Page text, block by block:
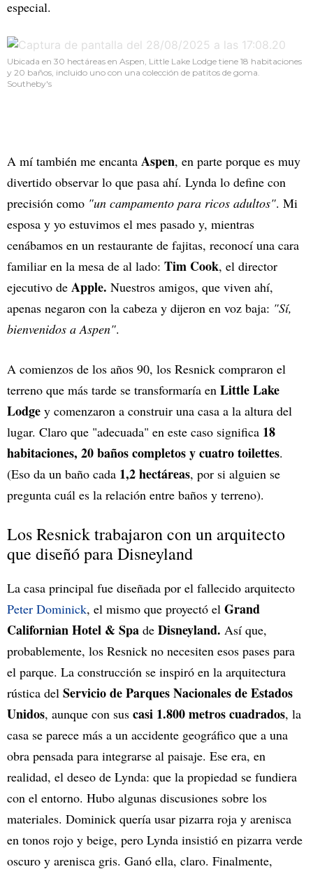
especial.
Ubicada en 30 hectáreas en Aspen, Little Lake Lodge tiene 18 habitaciones
y 20 baños, incluido uno con una colección de patitos de goma.
Southeby's
A mí también me encanta Aspen, en parte porque es muy
divertido observar lo que pasa ahí. Lynda lo define con
precisión como "un campamento para ricos adultos". Mi
esposa y yo estuvimos el mes pasado y, mientras
cenábamos en un restaurante de fajitas, reconocí una cara
familiar en la mesa de al lado: Tim Cook, el director
ejecutivo de Apple. Nuestros amigos, que viven ahí,
apenas negaron con la cabeza y dijeron en voz baja: "Sí,
bienvenidos a Aspen".
A comienzos de los años 90, los Resnick compraron el
terreno que más tarde se transformaría en Little Lake
Lodge y comenzaron a construir una casa a la altura del
lugar. Claro que "adecuada" en este caso significa 18
habitaciones, 20 baños completos y cuatro toilettes.
(Eso da un baño cada 1,2 hectáreas, por si alguien se
pregunta cuál es la relación entre baños y terreno).
Los Resnick trabajaron con un arquitecto
que diseñó para Disneyland
La casa principal fue diseñada por el fallecido arquitecto
Peter Dominick, el mismo que proyectó el Grand
Californian Hotel & Spa de Disneyland. Así que,
probablemente, los Resnick no necesiten esos pases para
el parque. La construcción se inspiró en la arquitectura
rústica del Servicio de Parques Nacionales de Estados
Unidos, aunque con sus casi 1.800 metros cuadrados, la
casa se parece más a un accidente geográfico que a una
obra pensada para integrarse al paisaje. Ese era, en
realidad, el deseo de Lynda: que la propiedad se fundiera
con el entorno. Hubo algunas discusiones sobre los
materiales. Dominick quería usar pizarra roja y arenisca
en tonos rojo y beige, pero Lynda insistió en pizarra verde
oscuro y arenisca gris. Ganó ella, claro. Finalmente,